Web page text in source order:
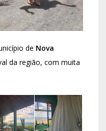
de Nova
da região, com muita